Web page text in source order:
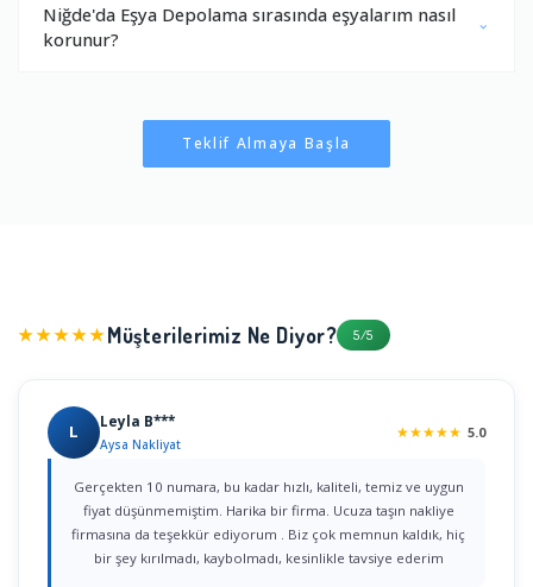
Niğde'da Eşya Depolama sırasında eşyalarım nasıl
korunur?
Teklif Almaya Başla
★★★★★Müşterilerimiz Ne Diyor? 5/5
L Leyla B***
Aysa Nakliyat
★★★★★ 5.0
Gerçekten 10 numara, bu kadar hızlı, kaliteli, temiz ve uygun
fiyat düşünmemiştim. Harika bir firma. Ucuza taşın nakliye
firmasına da teşekkür ediyorum . Biz çok memnun kaldık, hiç
bir şey kırılmadı, kaybolmadı, kesinlikle tavsiye ederim